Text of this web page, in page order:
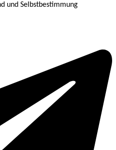
und Selbstbestimmung